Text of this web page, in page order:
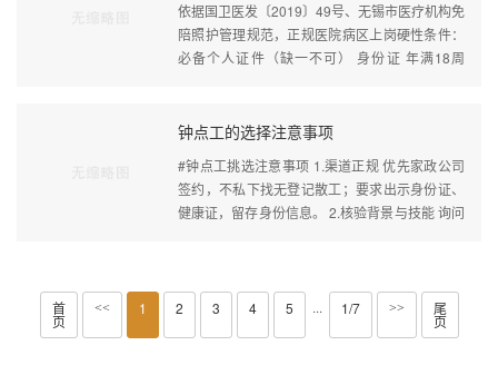
依据国卫医发〔2019〕49号、无锡市医疗机构免
陪照护管理规范，正规医院病区上岗硬性条件：
必备个人证件（缺一不可） 身份证 年满18周
钟点工的选择注意事项
#钟点工挑选注意事项 1.渠道正规 优先家政公司
签约，不私下找无登记散工；要求出示身份证、
健康证，留存身份信息。 2.核验背景与技能 询问
首
页
<< 1 2 3 4 5 ··· 1/7 >> 尾
页